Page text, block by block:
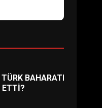
GÖZLER
TÜRK BAHARATI
ETTİ?